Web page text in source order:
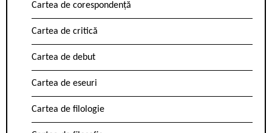
Cartea de corespondență
Cartea de critică
Cartea de debut
Cartea de eseuri
Cartea de filologie